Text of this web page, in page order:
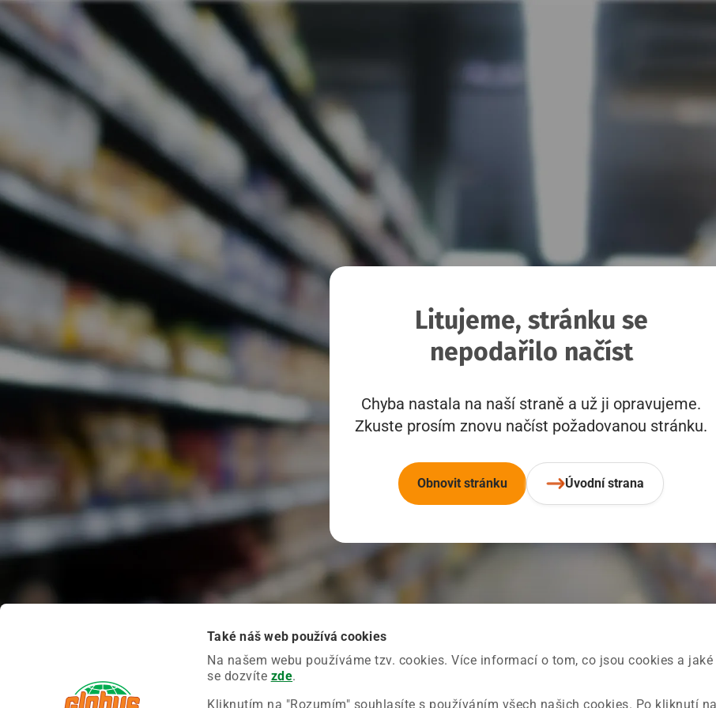
Také náš web používá cookies
Na našem webu používáme tzv. cookies. Více informací o tom, co jsou cookies a
se dozvíte zde.
Kliknutím na "Rozumím" souhlasíte s používáním všech našich cookies. Po kliknutí
Litujeme, stránku se
nepodařilo načíst
Chyba nastala na naší straně a už ji opravujeme.
Zkuste prosím znovu načíst požadovanou stránku.
Obnovit stránku Úvodní strana